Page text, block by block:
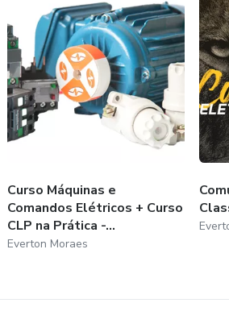
Curso Máquinas e
Comandos Elétricos + Curso
CLP na Prática -...
Everton Moraes